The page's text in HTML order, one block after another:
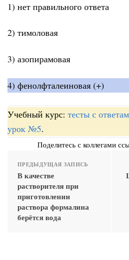
1) нет правильного ответа
2) тимоловая
3) азопирамовая
4) фенолфталеиновая (+)
Учебный курс: тесты с
урок №5.
Поделитесь с коллегами
ПРЕДЫДУЩАЯ ЗАПИСЬ
В качестве
растворителя при
приготовлении
раствора формалина
берётся вода